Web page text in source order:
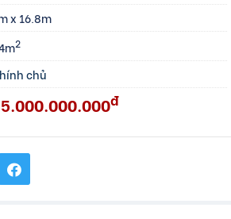
x 16.8m
2
chủ
đ